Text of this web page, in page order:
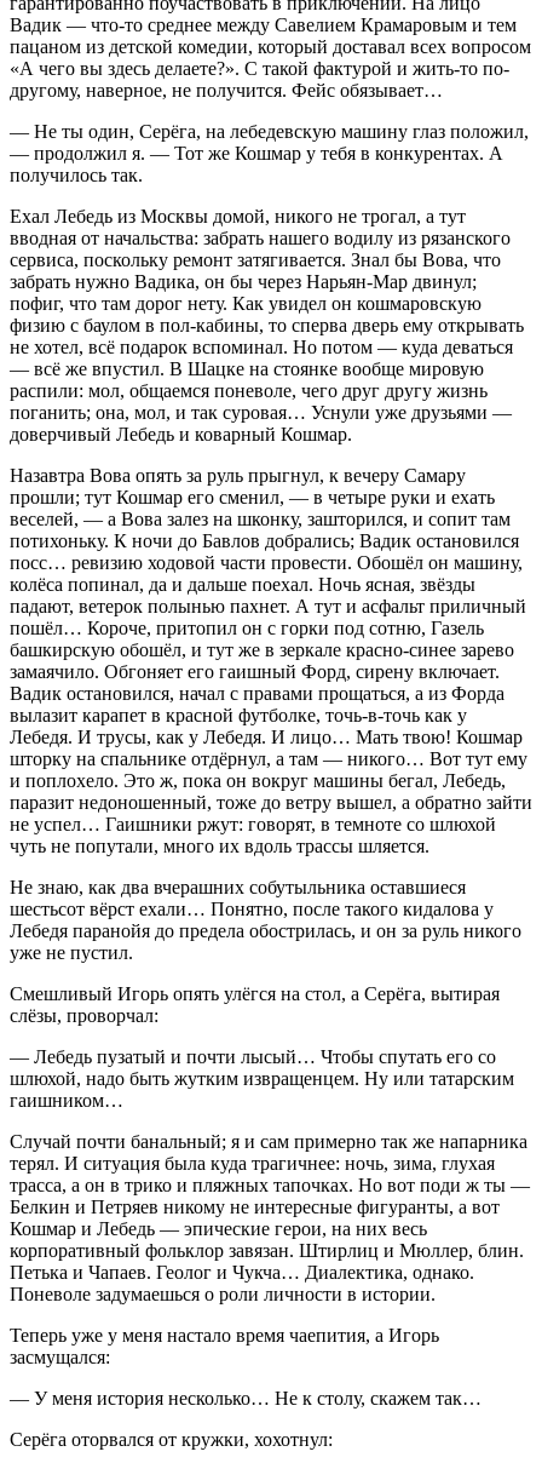
Вадик — что-то среднее между Савелием Крамаровым и тем
пацаном из детской комедии, который доставал всех вопросом
«А чего вы здесь делаете?». С такой фактурой и жить-то по-
другому, наверное, не получится. Фейс обязывает…
— Не ты один, Серёга, на лебедевскую машину глаз положил,
— продолжил я. — Тот же Кошмар у тебя в конкурентах. А
получилось так.
Ехал Лебедь из Москвы домой, никого не трогал, а тут
вводная от начальства: забрать нашего водилу из рязанского
сервиса, поскольку ремонт затягивается. Знал бы Вова, что
забрать нужно Вадика, он бы через Нарьян-Мар двинул;
пофиг, что там дорог нету. Как увидел он кошмаровскую
физию с баулом в пол-кабины, то сперва дверь ему открывать
не хотел, всё подарок вспоминал. Но потом — куда деваться
— всё же впустил. В Шацке на стоянке вообще мировую
распили: мол, общаемся поневоле, чего друг другу жизнь
поганить; она, мол, и так суровая… Уснули уже друзьями —
доверчивый Лебедь и коварный Кошмар.
Назавтра Вова опять за руль прыгнул, к вечеру Самару
прошли; тут Кошмар его сменил, — в четыре руки и ехать
веселей, — а Вова залез на шконку, зашторился, и сопит там
потихоньку. К ночи до Бавлов добрались; Вадик остановился
посс… ревизию ходовой части провести. Обошёл он машину,
колёса попинал, да и дальше поехал. Ночь ясная, звёзды
падают, ветерок полынью пахнет. А тут и асфальт приличный
пошёл… Короче, притопил он с горки под сотню, Газель
башкирскую обошёл, и тут же в зеркале красно-синее зарево
замаячило. Обгоняет его гаишный Форд, сирену включает.
Вадик остановился, начал с правами прощаться, а из Форда
вылазит карапет в красной футболке, точь-в-точь как у
Лебедя. И трусы, как у Лебедя. И лицо… Мать твою! Кошмар
шторку на спальнике отдёрнул, а там — никого… Вот тут ему
и поплохело. Это ж, пока он вокруг машины бегал, Лебедь,
паразит недоношенный, тоже до ветру вышел, а обратно зайти
не успел… Гаишники ржут: говорят, в темноте со шлюхой
чуть не попутали, много их вдоль трассы шляется.
Не знаю, как два вчерашних собутыльника оставшиеся
шестьсот вёрст ехали… Понятно, после такого кидалова у
Лебедя паранойя до предела обострилась, и он за руль никого
уже не пустил.
Смешливый Игорь опять улёгся на стол, а Серёга, вытирая
слёзы, проворчал:
— Лебедь пузатый и почти лысый… Чтобы спутать его со
шлюхой, надо быть жутким извращенцем. Ну или татарским
гаишником…
Случай почти банальный; я и сам примерно так же напарника
терял. И ситуация была куда трагичнее: ночь, зима, глухая
трасса, а он в трико и пляжных тапочках. Но вот поди ж ты —
Белкин и Петряев никому не интересные фигуранты, а вот
Кошмар и Лебедь — эпические герои, на них весь
корпоративный фольклор завязан. Штирлиц и Мюллер, блин.
Петька и Чапаев. Геолог и Чукча… Диалектика, однако.
Поневоле задумаешься о роли личности в истории.
Теперь уже у меня настало время чаепития, а Игорь
засмущался:
— У меня история несколько… Не к столу, скажем так…
Серёга оторвался от кружки, хохотнул: